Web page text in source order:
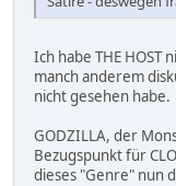
Ich habe THE HOST
manch anderem
nicht gesehen habe.
GODZILLA, der
Bezugspunkt für
dieses "Genre" nun